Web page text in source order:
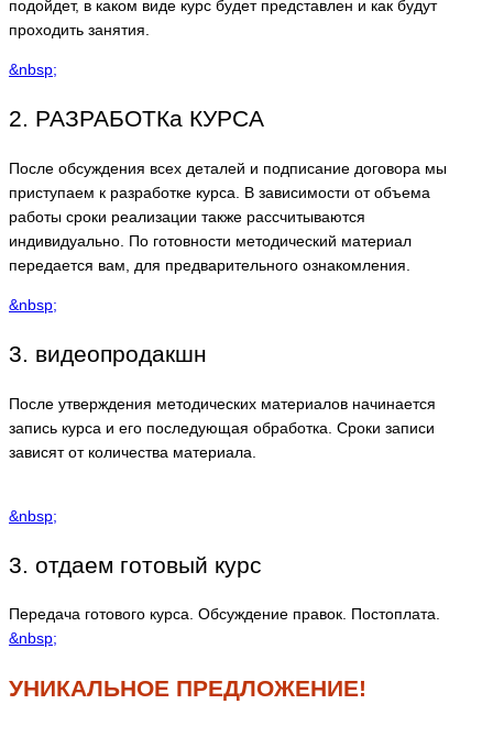
подойдет, в каком виде курс будет представлен и как будут
проходить занятия.
&nbsp;
2. РАЗРАБОТКа КУРСА
После обсуждения всех деталей и подписание договора мы
приступаем к разработке курса. В зависимости от объема
работы сроки реализации также рассчитываются
индивидуально. По готовности методический материал
передается вам, для предварительного ознакомления.
&nbsp;
3. видеопродакшн
После утверждения методических материалов начинается
запись курса и его последующая обработка. Сроки записи
зависят от количества материала.
&nbsp;
3. отдаем готовый курс
Передача готового курса. Обсуждение правок. Постоплата.
&nbsp;
УНИКАЛЬНОЕ ПРЕДЛОЖЕНИЕ!